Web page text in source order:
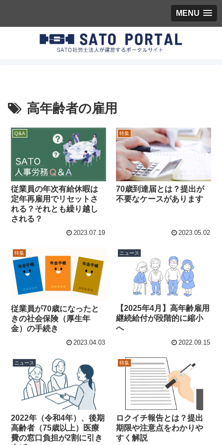
MENU
高年齢者の雇用
Q&A
従業員の年次有給休暇は
定年再雇用でリセットさ
れる？それとも繰り越し
される？
2023.07.19
特集
70歳到達届とは？提出が
不要なケースがあります
2023.05.02
特集
従業員が70歳になったと
きの社会保険（厚生年
金）の手続き
2023.04.03
ニュース
【2025年4月】高年齢雇用
継続給付が段階的に縮小
へ
2022.09.15
ニュース
2022年（令和4年）、後期
高齢者（75歳以上）医療
費の窓口負担が2割に引き
特集
ロクイチ報告とは？提出
期限や注意点をわかりや
すく解説